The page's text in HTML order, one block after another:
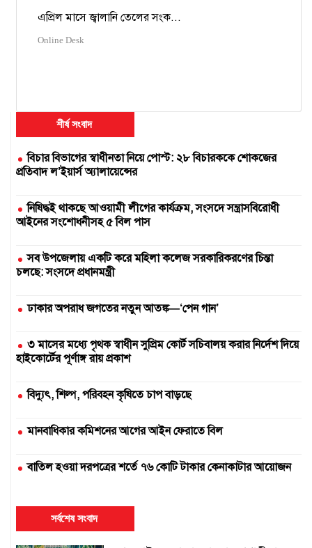
এপ্রিল মাসে জ্বালানি তেলের সংক...
Online Desk
শীর্ষ সংবাদ
বিচার বিভাগের স্বাধীনতা নিয়ে পোস্ট: ২৮ বিচারককে শোকজের
প্রতিবাদ ল’ইয়ার্স অ্যালায়েন্সের
নিষিদ্ধই থাকছে আওয়ামী লীগের কার্যক্রম, সংসদে সন্ত্রাসবিরোধী
আইনের সংশোধনীসহ ৫ বিল পাস
সব উপজেলায় একটি করে মহিলা কলেজ সরকারিকরণের চিন্তা
চলছে: সংসদে প্রধানমন্ত্রী
ঢাকার অপরাধ জগতের নতুন আতঙ্ক—‘পেন গান’
৩ মাসের মধ্যে পৃথক স্বাধীন সুপ্রিম কোর্ট সচিবালয় করার নির্দেশ দিয়ে
হাইকোর্টের পূর্ণাঙ্গ রায় প্রকাশ
বিদ্যুৎ, শিল্প, পরিবহন কৃষিতে চাপ বাড়ছে
মানবাধিকার কমিশনের আগের আইন ফেরাতে বিল
বাতিল হওয়া দরপত্রের শর্তে ৭৬ কোটি টাকার কেনাকাটার আয়োজন
দুই সার কারখানা বন্ধ, আরেকটি বন্ধের পথে
সর্বশেষ সংবাদ